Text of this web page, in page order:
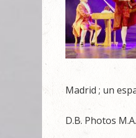
Madrid ; un
D.B. Photos M.A.